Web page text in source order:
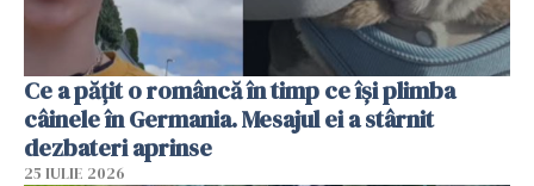
Ce a pățit o româncă în timp ce își plimba
câinele în Germania. Mesajul ei a stârnit
dezbateri aprinse
25 IULIE 2026